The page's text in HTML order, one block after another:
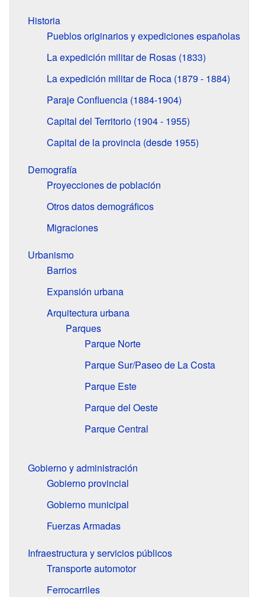
Historia
Pueblos originarios y expediciones españolas
La expedición militar de Rosas (1833)
La expedición militar de Roca (1879 - 1884)
Paraje Confluencia (1884-1904)
Capital del Territorio (1904 - 1955)
Capital de la provincia (desde 1955)
Demografía
Proyecciones de población
Otros datos demográficos
Migraciones
Urbanismo
Barrios
Expansión urbana
Arquitectura urbana
Parques
Parque Norte
Parque Sur/Paseo de La Costa
Parque Este
Parque del Oeste
Parque Central
Gobierno y administración
Gobierno provincial
Gobierno municipal
Fuerzas Armadas
Infraestructura y servicios públicos
Transporte automotor
Ferrocarriles